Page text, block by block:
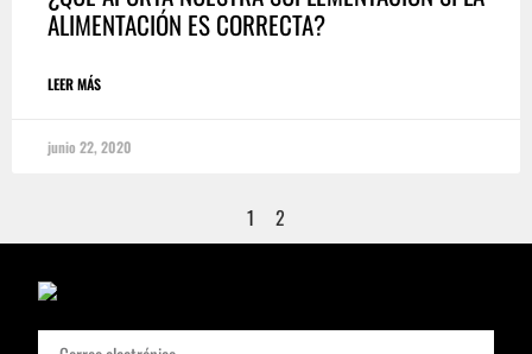
ALIMENTACIÓN ES CORRECTA?
LEER MÁS
junio 22, 2020
1 2